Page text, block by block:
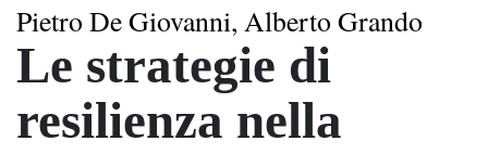
Pietro De Giovanni, Alberto Grando
Le strategie di
resilienza nella